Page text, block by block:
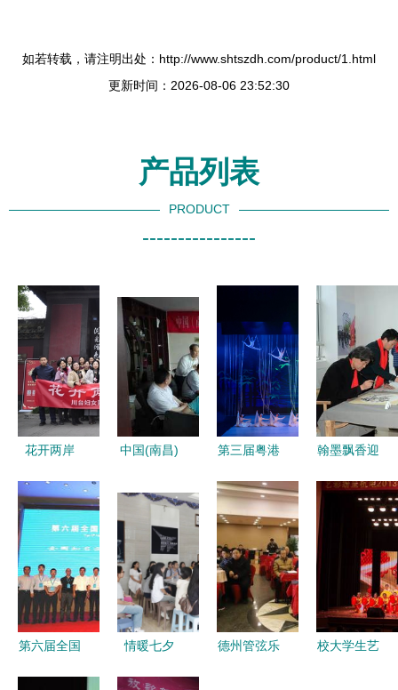
如若转载，请注明出处：http://www.shtszdh.com/product/1.html
更新时间：2026-08-06 23:52:30
产品列表
PRODUCT
----------------
花开两岸
——记省委
台办组织文
化艺术交流
主题活动
中国(南昌)
艺大赛组委
会成立，开
启群众文化
艺术交流新
篇章
第三届粤港
技艺术周圆
满落幕 以
艺术为桥，
共绘湾区文
化新篇
翰墨飘香迎
同心绘和谐
——诸城市
公安局与文
联成功举办
书画联谊交
流活动
第六届全国
情暖七夕
德州管弦乐
校大学生艺